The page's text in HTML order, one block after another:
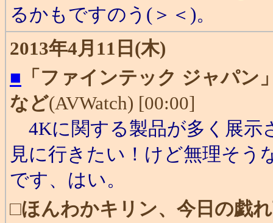
るかもですのう(＞＜)。
2013年4月11日(木)
■ 「ファインテック ジャパン
など(AVWatch) [00:00]
4Kに関する製品が多く展示
見に行きたい！けど無理そう
です、はい。
□ほんわかキリン、今日の戯